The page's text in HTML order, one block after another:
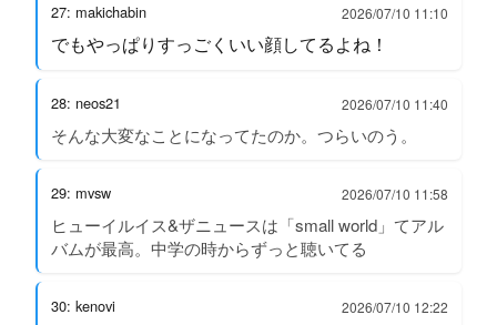
27: makichabin 2026/07/10 11:10
でもやっぱりすっごくいい顔してるよね！
28: neos21 2026/07/10 11:40
そんな大変なことになってたのか。つらいのう。
29: mvsw 2026/07/10 11:58
ヒューイルイス&ザニュースは「small world」てアル
バムが最高。中学の時からずっと聴いてる
30: kenovi 2026/07/10 12:22